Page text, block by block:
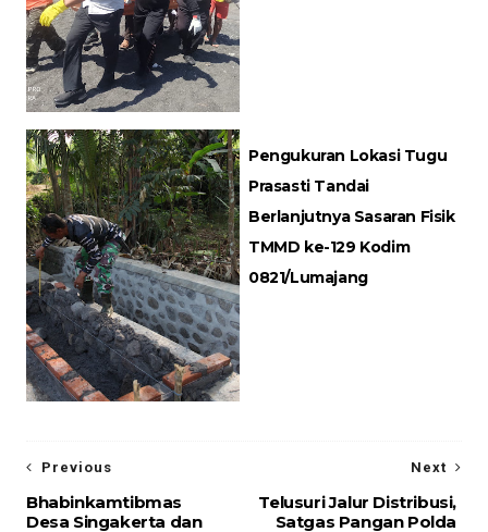
Pengukuran Lokasi Tugu
Prasasti Tandai
Berlanjutnya Sasaran Fisik
TMMD ke-129 Kodim
0821/Lumajang
Next
Telusuri Jalur Distribusi,
Satgas Pangan Polda
Previous
Bhabinkamtibmas
Desa Singakerta dan